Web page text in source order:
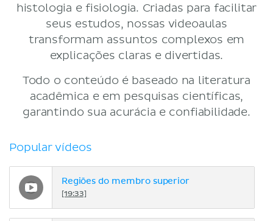
histologia e fisiologia. Criadas para facilitar
seus estudos, nossas videoaulas
transformam assuntos complexos em
explicações claras e divertidas.
Todo o conteúdo é baseado na literatura
acadêmica e em pesquisas científicas,
garantindo sua acurácia e confiabilidade.
Popular vídeos
Regiões do membro superior
[19:33]